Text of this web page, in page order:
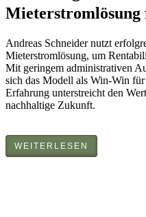
Andreas Schneider nutzt
Mieterstromlösung, um
Mit geringem administrativen
sich das Modell als Win-Win
Erfahrung unterstreicht den
nachhaltige Zukunft.
WEITERLESEN